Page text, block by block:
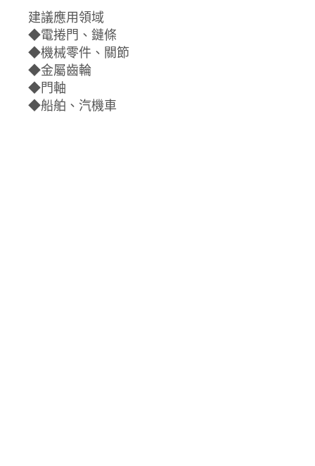
建議應用領域
◆電捲門、鏈條
◆機械零件、關節
◆金屬齒輪
◆門軸
◆船舶、汽機車